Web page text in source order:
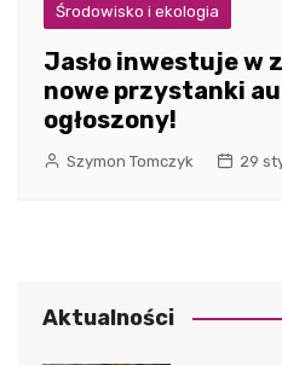
Środowisko i ekologia
Jasło inwestuje w
nowe przystanki
ogłoszony!
Szymon Tomczyk 29
Aktualności